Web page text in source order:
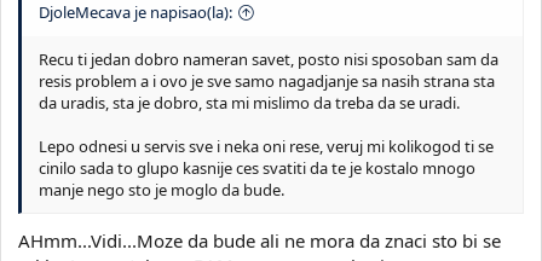
DjoleMecava je napisao(la):
Recu ti jedan dobro nameran savet, posto nisi sposoban sam da
resis problem a i ovo je sve samo nagadjanje sa nasih strana sta
da uradis, sta je dobro, sta mi mislimo da treba da se uradi.
Lepo odnesi u servis sve i neka oni rese, veruj mi kolikogod ti se
cinilo sada to glupo kasnije ces svatiti da te je kostalo mnogo
manje nego sto je moglo da bude.
AHmm...Vidi...Moze da bude ali ne mora da znaci sto bi se